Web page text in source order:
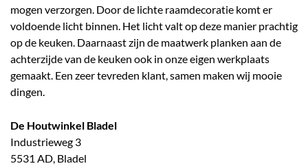
mogen verzorgen. Door de lichte raamdecoratie komt er
voldoende licht binnen. Het licht valt op deze manier prachtig
op de keuken. Daarnaast zijn de maatwerk planken aan de
achterzijde van de keuken ook in onze eigen werkplaats
gemaakt. Een zeer tevreden klant, samen maken wij mooie
dingen.
De Houtwinkel Bladel
Industrieweg 3
5531 AD, Bladel